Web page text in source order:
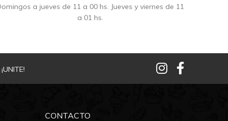
a jueves de 11 a 00 hs. Jueves y viernes de 11
a 01 hs.
¡UNITE!
CONTACTO